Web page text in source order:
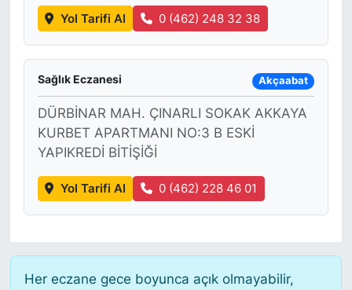
Yol Tarifi Al 0 (462) 248 32 38
Sağlık Eczanesi Akçaabat
DÜRBİNAR MAH. ÇINARLI SOKAK AKKAYA
KURBET APARTMANI NO:3 B ESKİ
YAPIKREDİ BİTİŞİĞİ
Yol Tarifi Al 0 (462) 228 46 01
Her eczane gece boyunca açık olmayabilir,
SAĞLIK
SARIYER HABERLERİ
SARIYER İMAR BARIŞI
SEKTÖR
SİYASET
SPOR